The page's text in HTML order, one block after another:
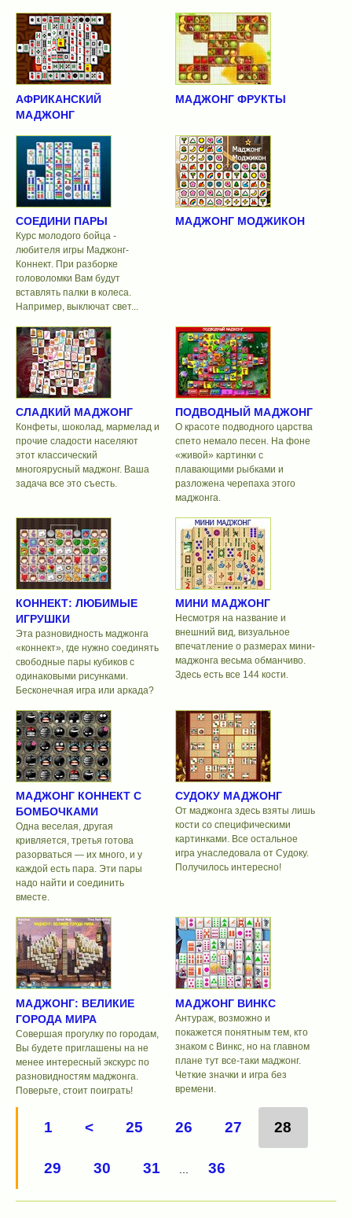
АФРИКАНСКИЙ
МАДЖОНГ
МАДЖОНГ ФРУКТЫ
СОЕДИНИ ПАРЫ
Курс молодого бойца -
любителя игры Маджонг-
Коннект. При разборке
головоломки Вам будут
вставлять палки в колеса.
Например, выключат свет...
МАДЖОНГ МОДЖИКОН
СЛАДКИЙ МАДЖОНГ
Конфеты, шоколад, мармелад и
прочие сладости населяют
этот классический
многоярусный маджонг. Ваша
задача все это съесть.
ПОДВОДНЫЙ МАДЖОНГ
О красоте подводного царства
спето немало песен. На фоне
«живой» картинки с
плавающими рыбками и
разложена черепаха этого
маджонга.
КОННЕКТ: ЛЮБИМЫЕ
ИГРУШКИ
Эта разновидность маджонга
«коннект», где нужно соединять
свободные пары кубиков с
одинаковыми рисунками.
Бесконечная игра или аркада?
МИНИ МАДЖОНГ
Несмотря на название и
внешний вид, визуальное
впечатление о размерах мини-
маджонга весьма обманчиво.
Здесь есть все 144 кости.
МАДЖОНГ КОННЕКТ С
БОМБОЧКАМИ
Одна веселая, другая
кривляется, третья готова
разорваться — их много, и у
каждой есть пара. Эти пары
надо найти и соединить
вместе.
СУДОКУ МАДЖОНГ
От маджонга здесь взяты лишь
кости со специфическими
картинками. Все остальное
игра унаследовала от Судоку.
Получилось интересно!
МАДЖОНГ: ВЕЛИКИЕ
ГОРОДА МИРА
Совершая прогулку по городам,
Вы будете приглашены на не
менее интересный экскурс по
разновидностям маджонга.
Поверьте, стоит поиграть!
МАДЖОНГ ВИНКС
Антураж, возможно и
покажется понятным тем, кто
знаком с Винкс, но на главном
плане тут все-таки маджонг.
Четкие значки и игра без
времени.
1 < 25 26 27 28
29 30 31 36